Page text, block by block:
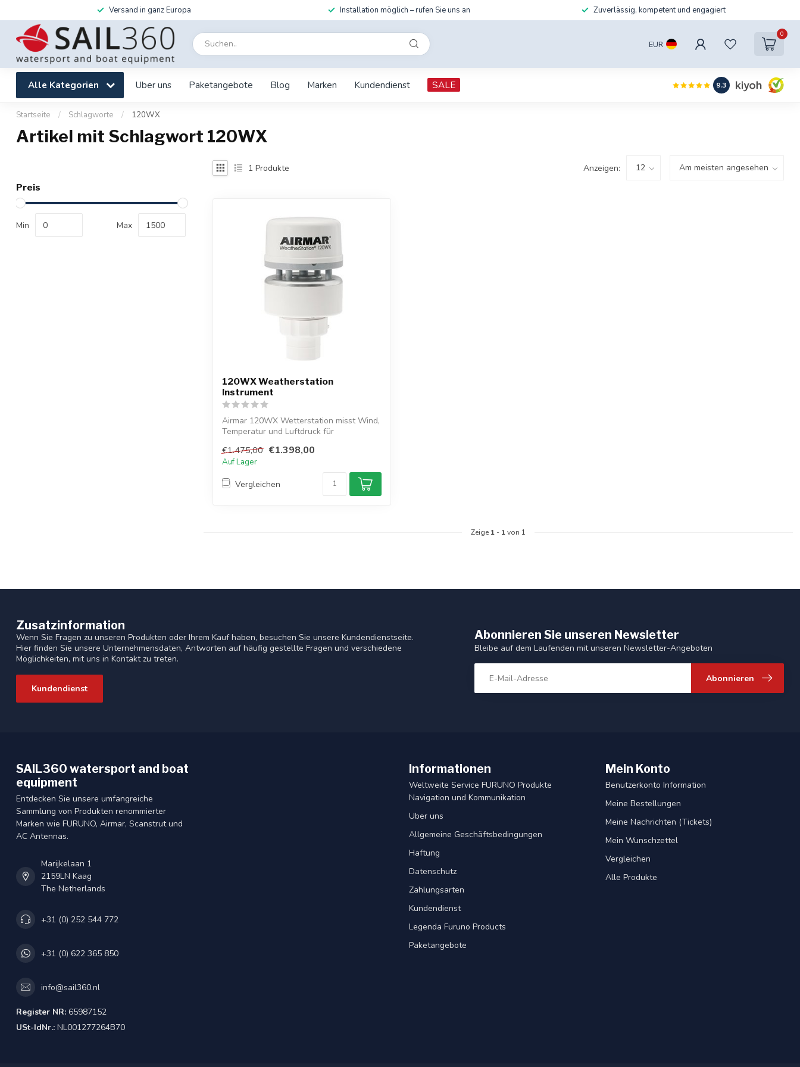
Versand in ganz Europa Installation möglich – rufen Sie uns an Zuverlässig, kompetent und engagiert
EUR
0
Alle Kategorien Uber uns Paketangebote Blog Marken Kundendienst SALE 9.3
Startseite / Schlagworte / 120WX
Artikel mit Schlagwort 120WX
Preis
Min Max
1 Produkte Anzeigen:
120WX Weatherstation
Instrument
Airmar 120WX Wetterstation misst Wind,
Temperatur und Luftdruck für
€1.475,00 €1.398,00
Auf Lager
Vergleichen
Zeige 1 - 1von 1
Zusatzinformation
Wenn Sie Fragen zu unseren Produkten oder Ihrem Kauf haben, besuchen Sie unsere Kundendienstseite.
Hier finden Sie unsere Unternehmensdaten, Antworten auf häufig gestellte Fragen und verschiedene
Möglichkeiten, mit uns in Kontakt zu treten.
Kundendienst
Abonnieren Sie unseren Newsletter
Bleibe auf dem Laufenden mit unseren Newsletter-Angeboten
Abonnieren
SAIL360 watersport and boat
equipment
Entdecken Sie unsere umfangreiche
Sammlung von Produkten renommierter
Marken wie FURUNO, Airmar, Scanstrut und
AC Antennas.
Marijkelaan 1
2159LN Kaag
The Netherlands
+31 (0) 252 544 772
+31 (0) 622 365 850
info@sail360.nl
Register NR: 65987152
USt-IdNr.: NL001277264B70
Informationen
Weltweite Service FURUNO Produkte
Navigation und Kommunikation
Uber uns
Allgemeine Geschäftsbedingungen
Haftung
Datenschutz
Zahlungsarten
Kundendienst
Legenda Furuno Products
Paketangebote
Mein Konto
Benutzerkonto Information
Meine Bestellungen
Meine Nachrichten (Tickets)
Mein Wunschzettel
Vergleichen
Alle Produkte